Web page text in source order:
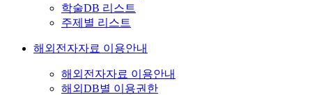
학술DB 리스트
주제별 리스트
해외전자자료 이용안내
해외전자자료 이용안내
해외DB별 이용권한